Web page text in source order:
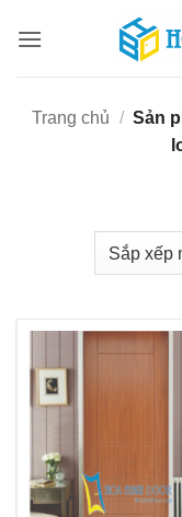
qua
Trang chủ / Sản